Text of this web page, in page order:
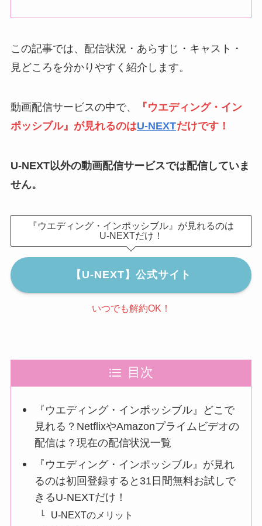
この記事では、配信状況・あらすじ・キャスト・
見どころを分かりやすく紹介します。
動画配信サービスの中で、
『ウエディング・イン
ポッシブル』が見れるのはU-NEXTだけです！
U-NEXT以外の動画配信サービスでは配信していま
せん。
『ウエディング・インポッシブル』が見れるのは
U-NEXTだけ！
【U-NEXT】公式サイト
いつでも解約OK！
目次
『ウエディング・インポッシブル』どこで
見れる？NetflixやAmazonプライムビデオの
配信は？現在の配信状況一覧
『ウエディング・インポッシブル』が見れ
るのは初回登録すると31日間無料お試しで
きるU-NEXTだけ！
U-NEXTのメリット